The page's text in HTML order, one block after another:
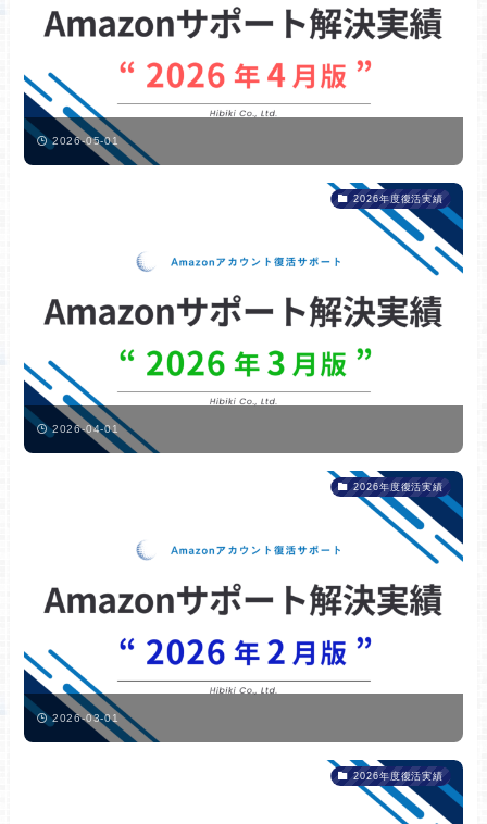
2026-05-01
2026年度復活実績
2026-04-01
2026年度復活実績
2026-03-01
2026年度復活実績